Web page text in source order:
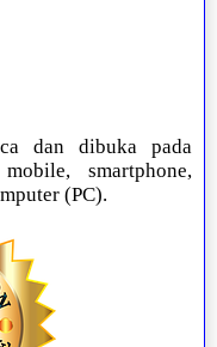
dan dibuka pada
smartphone,
(PC).